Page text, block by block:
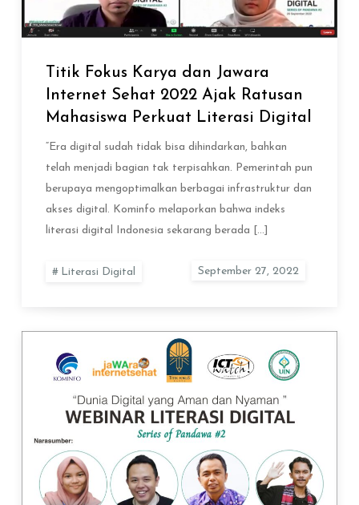
Titik Fokus Karya dan Jawara
Internet Sehat 2022 Ajak Ratusan
Mahasiswa Perkuat Literasi Digital
“Era digital sudah tidak bisa dihindarkan, bahkan
telah menjadi bagian tak terpisahkan. Pemerintah pun
berupaya mengoptimalkan berbagai infrastruktur dan
akses digital. Kominfo melaporkan bahwa indeks
literasi digital Indonesia sekarang berada […]
Literasi Digital